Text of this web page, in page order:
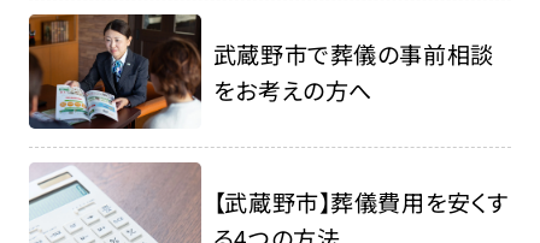
武蔵野市で葬儀の事前相談
をお考えの方へ
【武蔵野市】葬儀費用を安くす